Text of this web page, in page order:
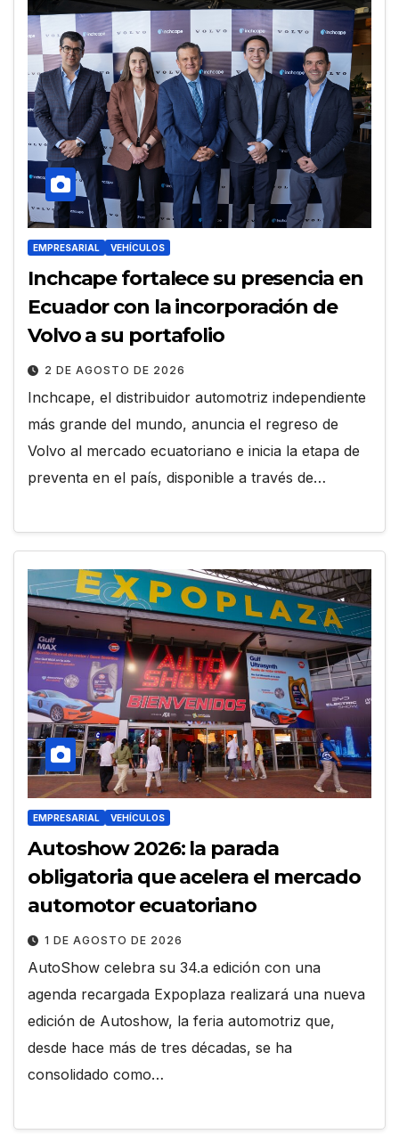
EMPRESARIAL VEHÍCULOS
Inchcape fortalece su presencia en
Ecuador con la incorporación de
Volvo a su portafolio
2 DE AGOSTO DE 2026
Inchcape, el distribuidor automotriz independiente
más grande del mundo, anuncia el regreso de
Volvo al mercado ecuatoriano e inicia la etapa de
preventa en el país, disponible a través de…
EMPRESARIAL VEHÍCULOS
Autoshow 2026: la parada
obligatoria que acelera el mercado
automotor ecuatoriano
1 DE AGOSTO DE 2026
AutoShow celebra su 34.a edición con una
agenda recargada Expoplaza realizará una nueva
edición de Autoshow, la feria automotriz que,
desde hace más de tres décadas, se ha
consolidado como…